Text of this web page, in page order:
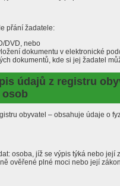
přání žadatele:
DVD, nebo
dokumentu v elektronické
dokumentů, kde si jej žadatel
údajů z registru
osob
obyvatel – obsahuje údaje o
osoba, jíž se výpis týká nebo její
ověřené plné moci nebo její